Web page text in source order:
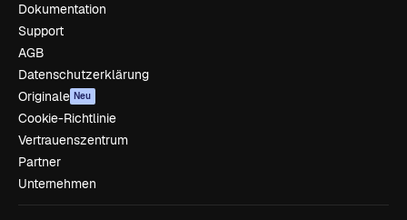
Dokumentation
Support
AGB
Datenschutzerklärung
Originale Neu
Cookie-Richtlinie
Vertrauenszentrum
Partner
Unternehmen